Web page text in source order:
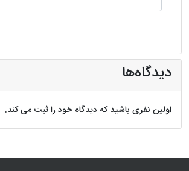
دیدگاه‌ها
اولین نفری باشید که دیدگاه خود را ثبت می کند.